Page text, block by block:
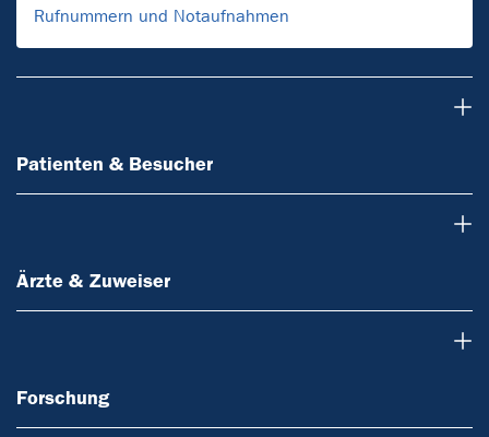
Rufnummern und Notaufnahmen
Patienten & Besucher
Ärzte & Zuweiser
Forschung